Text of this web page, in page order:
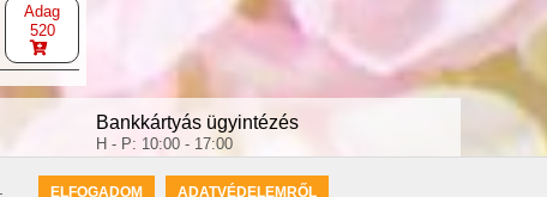
ELFOGADOM ADATVÉDELEMRŐL
Adag
520
Bankkártyás ügyintézés
H - P: 10:00 - 17:00